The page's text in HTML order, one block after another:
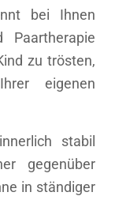
bei Ihnen
zu trösten,
eigenen
stabil
gegenüber
in ständiger